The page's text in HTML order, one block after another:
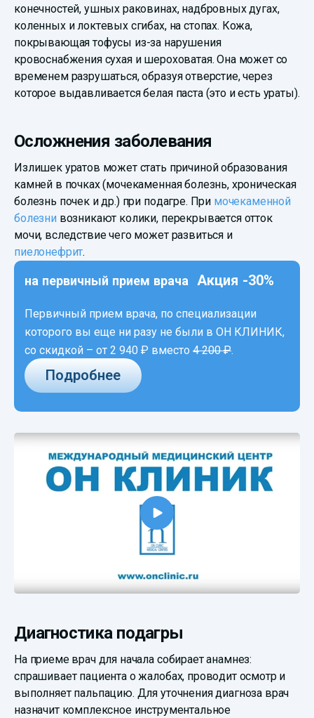
конечностей, ушных раковинах, надбровных дугах,
коленных и локтевых сгибах, на стопах. Кожа,
покрывающая тофусы из-за нарушения
кровоснабжения сухая и шероховатая. Она может со
временем разрушаться, образуя отверстие, через
которое выдавливается белая паста (это и есть ураты).
Осложнения заболевания
Излишек уратов может стать причиной образования
камней в почках (мочекаменная болезнь, хроническая
болезнь почек и др.) при подагре. При мочекаменной
болезни возникают колики, перекрывается отток
мочи, вследствие чего может развиться и
пиелонефрит.
на первичный прием врача Акция -30%
Первичный прием врача, по специализации
которого вы еще ни разу не были в ОН КЛИНИК,
со скидкой – от 2 940 ₽ вместо 4 200 ₽.
Подробнее
Диагностика подагры
На приеме врач для начала собирает анамнез:
спрашивает пациента о жалобах, проводит осмотр и
выполняет пальпацию. Для уточнения диагноза врач
назначит комплексное инструментальное